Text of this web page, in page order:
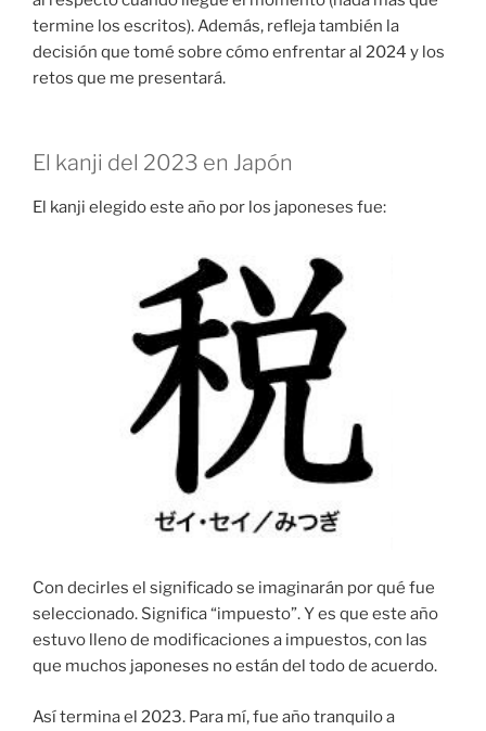
termine los escritos). Además, refleja también la
decisión que tomé sobre cómo enfrentar al 2024 y los
retos que me presentará.
El kanji del 2023 en Japón
El kanji elegido este año por los japoneses fue:
Con decirles el significado se imaginarán por qué fue
seleccionado. Significa “impuesto”. Y es que este año
estuvo lleno de modificaciones a impuestos, con las
que muchos japoneses no están del todo de acuerdo.
Así termina el 2023. Para mí, fue año tranquilo a